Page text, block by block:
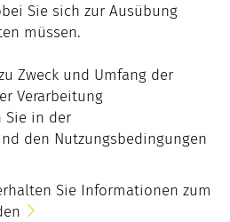
Sie sich zur Ausübung
müssen.
Zweck und Umfang der
Verarbeitung
Sie in der
den Nutzungsbedingungen
Sie Informationen zum